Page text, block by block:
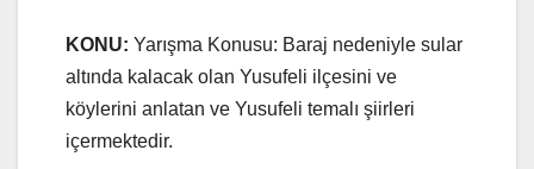
KONU: Yarışma Konusu: Baraj nedeniyle sular
altında kalacak olan Yusufeli ilçesini ve
köylerini anlatan ve Yusufeli temalı şiirleri
içermektedir.